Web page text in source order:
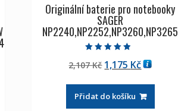
Originální baterie pro notebooky
SAGER
NP2240,NP2252,NP3260,NP3265
4.50
z 5
2,107Kč Původní
byla:
2,107 Kč
1,175 KčAktuální
je:
1,175 Kč
Přidat do košíku